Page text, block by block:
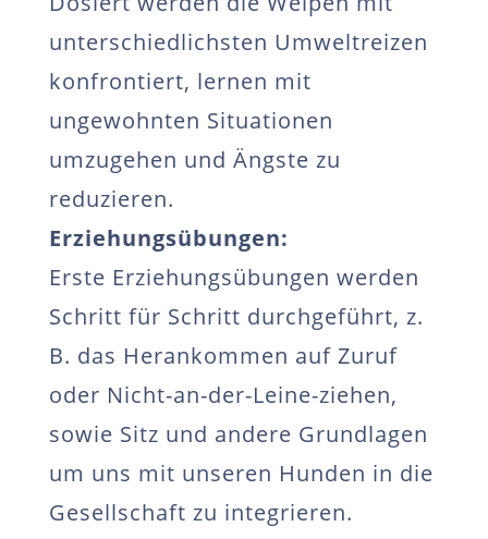
unterschiedlichsten Umweltreizen
konfrontiert, lernen mit
ungewohnten Situationen
umzugehen und Ängste zu
reduzieren.
Erziehungsübungen:
Erste Erziehungsübungen werden
Schritt für Schritt durchgeführt, z.
B. das Herankommen auf Zuruf
oder Nicht-an-der-Leine-ziehen,
sowie Sitz und andere Grundlagen
um uns mit unseren Hunden in die
Gesellschaft zu integrieren.